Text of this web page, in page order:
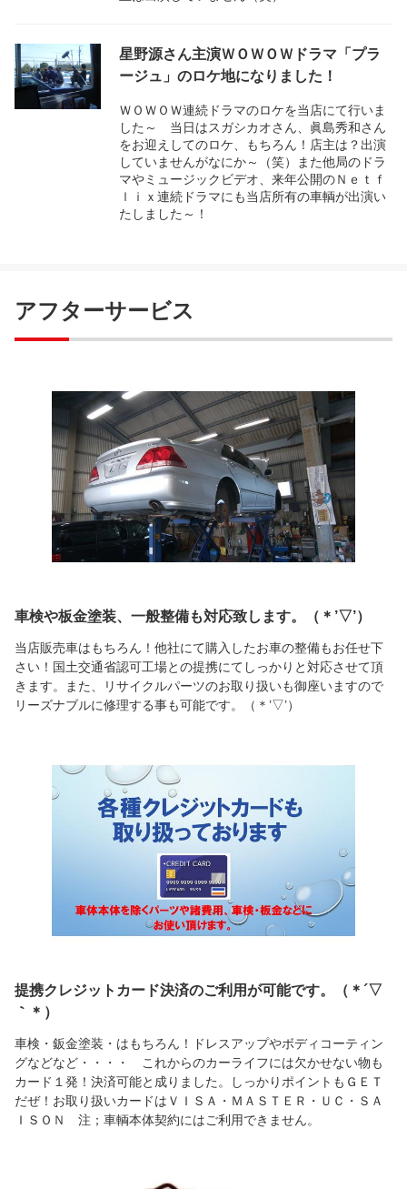
星野源さん主演ＷＯＷＯＷドラマ「プラ
ージュ」のロケ地になりました！
ＷＯＷＯＷ連続ドラマのロケを当店にて行いま
した～ 当日はスガシカオさん、眞島秀和さん
をお迎えしてのロケ、もちろん！店主は？出演
していませんがなにか～（笑）また他局のドラ
マやミュージックビデオ、来年公開のＮｅｔｆ
ｌｉｘ連続ドラマにも当店所有の車輌が出演い
たしました～！
アフターサービス
車検や板金塗装、一般整備も対応致します。（＊’▽’）
当店販売車はもちろん！他社にて購入したお車の整備もお任せ下
さい！国土交通省認可工場との提携にてしっかりと対応させて頂
きます。また、リサイクルパーツのお取り扱いも御座いますので
リーズナブルに修理する事も可能です。（＊’▽’）
提携クレジットカード決済のご利用が可能です。（＊´▽
｀＊）
車検・鈑金塗装・はもちろん！ドレスアップやボディコーティン
グなどなど・・・・ これからのカーライフには欠かせない物も
カード１発！決済可能と成りました。しっかりポイントもＧＥＴ
だぜ！お取り扱いカードはＶＩＳＡ・ＭＡＳＴＥＲ・ＵＣ・ＳＡ
ＩＳＯＮ 注；車輌本体契約にはご利用できません。